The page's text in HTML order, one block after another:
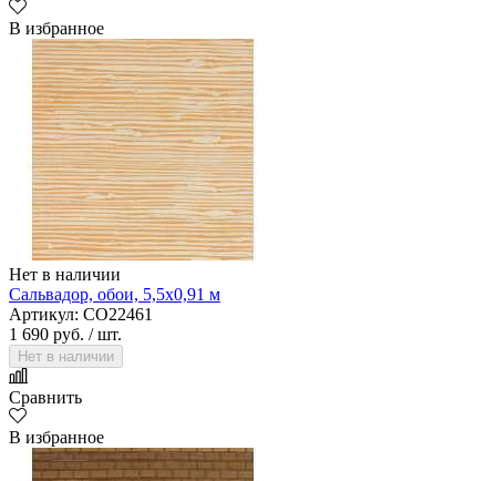
В избранное
Нет в наличии
Сальвадор, обои, 5,5х0,91 м
Артикул: CO22461
1 690 руб. / шт.
Нет в наличии
Сравнить
В избранное